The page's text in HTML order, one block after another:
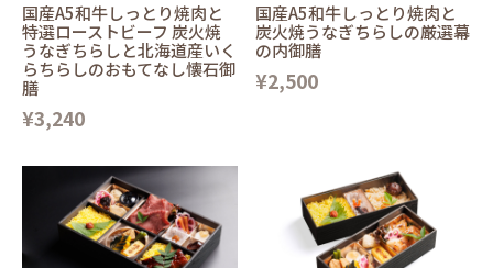
国産A5和牛しっとり焼肉と
特選ローストビーフ 炭火焼
うなぎちらしと北海道産いく
らちらしのおもてなし懐石御
膳
¥3,240
国産A5和牛しっとり焼肉と
炭火焼うなぎちらしの厳選幕
の内御膳
¥2,500